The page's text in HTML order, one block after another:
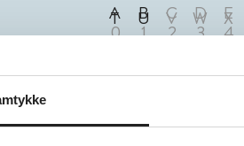
A B C D E
T U V W X
0 1 2 3 4
0Treff